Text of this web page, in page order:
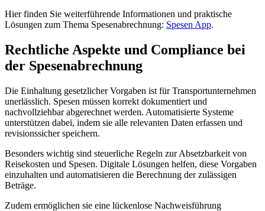
Hier finden Sie weiterführende Informationen und praktische
Lösungen zum Thema Spesenabrechnung: Spesen App.
Rechtliche Aspekte und Compliance bei
der Spesenabrechnung
Die Einhaltung gesetzlicher Vorgaben ist für Transportunternehmen
unerlässlich. Spesen müssen korrekt dokumentiert und
nachvollziehbar abgerechnet werden. Automatisierte Systeme
unterstützen dabei, indem sie alle relevanten Daten erfassen und
revisionssicher speichern.
Besonders wichtig sind steuerliche Regeln zur Absetzbarkeit von
Reisekosten und Spesen. Digitale Lösungen helfen, diese Vorgaben
einzuhalten und automatisieren die Berechnung der zulässigen
Beträge.
Zudem ermöglichen sie eine lückenlose Nachweisführung